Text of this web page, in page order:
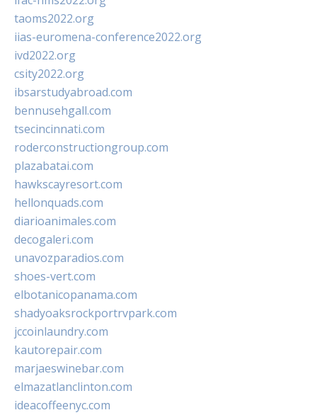
taoms2022.org
iias-euromena-conference2022.org
ivd2022.org
csity2022.org
ibsarstudyabroad.com
bennusehgall.com
tsecincinnati.com
roderconstructiongroup.com
plazabatai.com
hawkscayresort.com
hellonquads.com
diarioanimales.com
decogaleri.com
unavozparadios.com
shoes-vert.com
elbotanicopanama.com
shadyoaksrockportrvpark.com
jccoinlaundry.com
kautorepair.com
marjaeswinebar.com
elmazatlanclinton.com
ideacoffeenyc.com